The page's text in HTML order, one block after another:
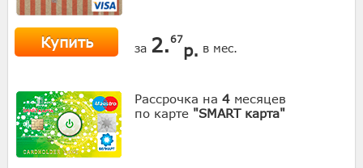
Купить за 2.67
р. в мес.
Рассрочка на 4 месяцев
по карте "SMART карта"